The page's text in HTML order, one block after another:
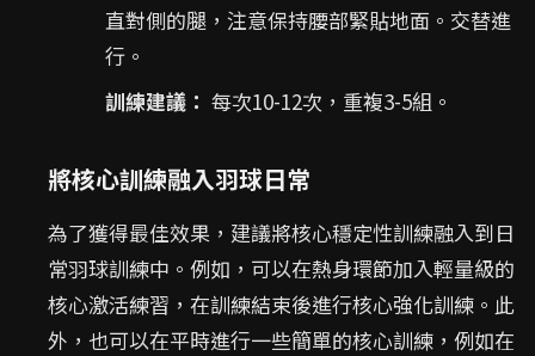
直對側的腿，注意保持腰部緊貼地面。交替進
行。
訓練建議： 每次10-12次，重複3-5組。
將核心訓練融入羽球日常
為了獲得最佳效果，建議將核心穩定性訓練融入到日
常羽球訓練中。例如，可以在熱身環節加入輕量級的
核心激活練習，在訓練結束後進行核心強化訓練。此
外，也可以在平時進行一些簡單的核心訓練，例如在